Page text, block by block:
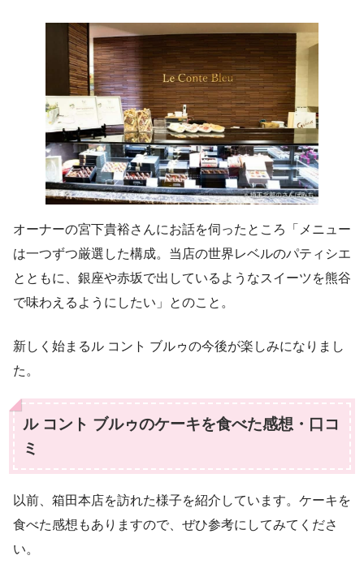
オーナーの宮下貴裕さんにお話を伺ったところ「メニュー
は一つずつ厳選した構成。当店の世界レベルのパティシエ
とともに、銀座や赤坂で出しているようなスイーツを熊谷
で味わえるようにしたい」とのこと。
新しく始まるル コント ブルゥの今後が楽しみになりまし
た。
ル コント ブルゥのケーキを食べた感想・口コ
ミ
以前、箱田本店を訪れた様子を紹介しています。ケーキを
食べた感想もありますので、ぜひ参考にしてみてくださ
い。